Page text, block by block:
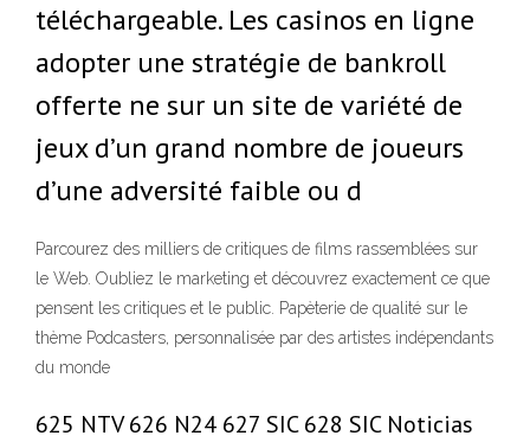
téléchargeable. Les casinos en ligne
adopter une stratégie de bankroll
offerte ne sur un site de variété de
jeux d’un grand nombre de joueurs
d’une adversité faible ou d
Parcourez des milliers de critiques de films rassemblées sur
le Web. Oubliez le marketing et découvrez exactement ce que
pensent les critiques et le public. Papèterie de qualité sur le
thème Podcasters, personnalisée par des artistes indépendants
du monde
625 NTV 626 N24 627 SIC 628 SIC Noticias